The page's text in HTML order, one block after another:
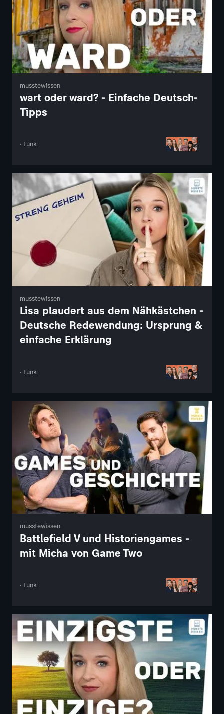
musstewissen
wart oder ward? - Einfache Deutsch-
Tipps
· funk
musstewissen
Lisa plaudert aus dem Nähkästchen -
Deutsche Redewendung: Ursprung &
einfache Erklärung
· funk
musstewissen
Battlefield V und Historiengames -
mit Micha von Game Two
· funk